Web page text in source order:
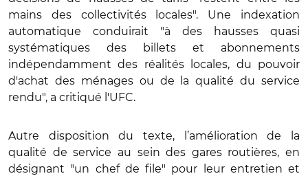
mains des collectivités locales". Une indexation
automatique conduirait "à des hausses quasi
systématiques des billets et abonnements
indépendamment des réalités locales, du pouvoir
d'achat des ménages ou de la qualité du service
rendu", a critiqué l'UFC.
Autre disposition du texte, l’amélioration de la
qualité de service au sein des gares routières, en
désignant "un chef de file" pour leur entretien et